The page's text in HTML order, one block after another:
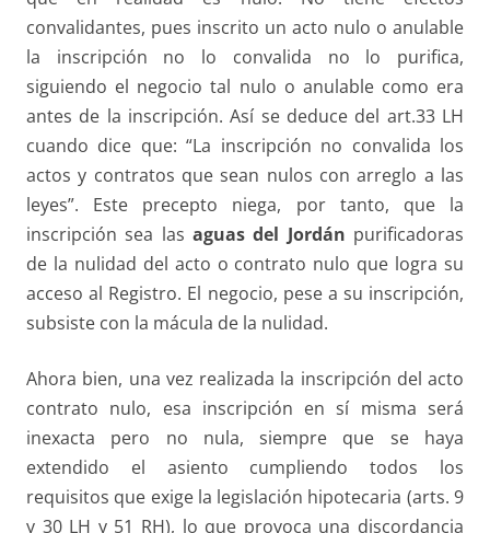
convalidantes, pues inscrito un acto nulo o anulable
la inscripción no lo convalida no lo purifica,
siguiendo el negocio tal nulo o anulable como era
antes de la inscripción. Así se deduce del art.33 LH
cuando dice que: “La inscripción no convalida los
actos y contratos que sean nulos con arreglo a las
leyes”. Este precepto niega, por tanto, que la
inscripción sea las aguas del Jordán purificadoras
de la nulidad del acto o contrato nulo que logra su
acceso al Registro. El negocio, pese a su inscripción,
subsiste con la mácula de la nulidad.
Ahora bien, una vez realizada la inscripción del acto
contrato nulo, esa inscripción en sí misma será
inexacta pero no nula, siempre que se haya
extendido el asiento cumpliendo todos los
requisitos que exige la legislación hipotecaria (arts. 9
y 30 LH y 51 RH), lo que provoca una discordancia